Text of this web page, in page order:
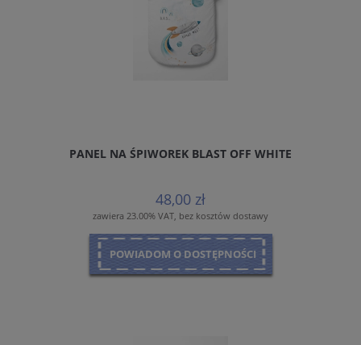
PANEL NA ŚPIWOREK BLAST OFF WHITE
48,00 zł
zawiera 23.00% VAT, bez kosztów dostawy
POWIADOM O DOSTĘPNOŚCI